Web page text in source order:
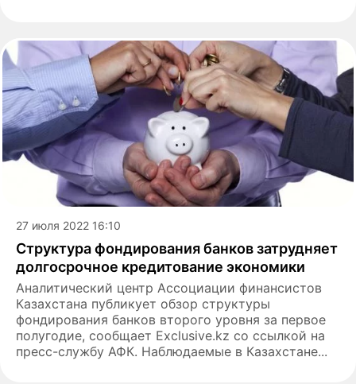
27 июля 2022 16:10
Структура фондирования банков затрудняет
долгосрочное кредитование экономики
Аналитический центр Ассоциации финансистов
Казахстана публикует обзор структуры
фондирования банков второго уровня за первое
полугодие, сообщает Exclusive.kz со ссылкой на
пресс-службу АФК. Наблюдаемые в Казахстане...